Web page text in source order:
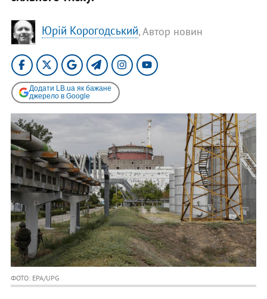
Юрій Корогодський, Автор новин
Додати LB.ua як бажане
джерело в Google
ФОТО: EPA/UPG